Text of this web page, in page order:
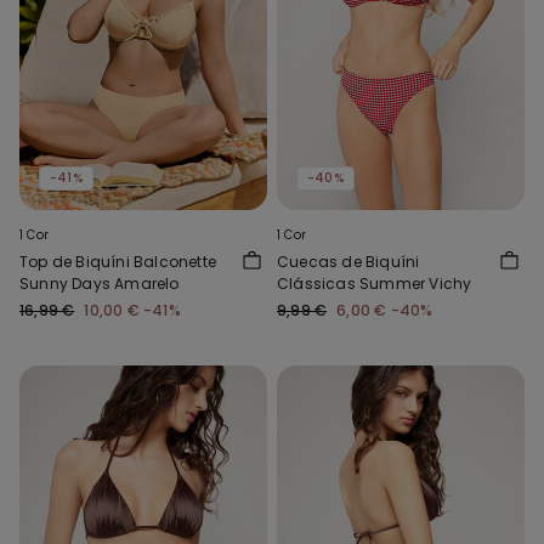
-41%
1 Cor
Top de Biquíni Balconette
Sunny Days Amarelo
16,99 € 10,00 € -41%
-40%
1 Cor
Cuecas de Biquíni
Clássicas Summer Vichy
9,99 € 6,00 € -40%